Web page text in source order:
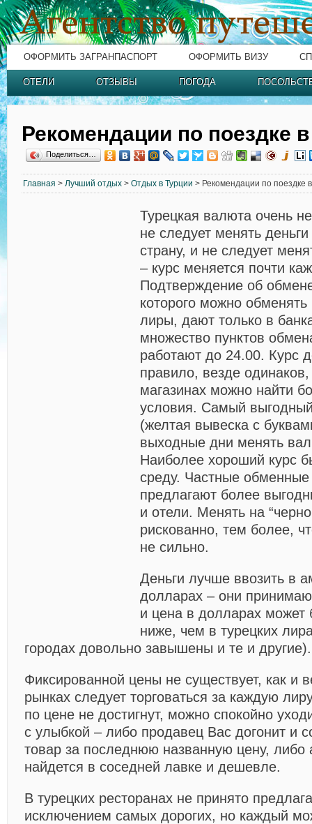
ОФОРМИТЬ ЗАГРАНПАСПОРТ ОФОРМИТЬ ВИЗУ
ОТЕЛИ ОТЗЫВЫ ПОГОДА
Рекомендации по поездке
Поделиться…
Главная > Лучший отдых > Отдых в Турции > Рекомендации по поездке
Турецкая валюта очень
не следует менять
страну, и не следует
– курс меняется почти
Подтверждение об
которого можно
лиры, дают только в
множество пунктов
работают до 24.00. Курс
правило, везде
магазинах можно найти
условия. Самый
(желтая вывеска с
выходные дни менять
Наиболее хороший курс
среду. Частные обменные
предлагают более
и отели. Менять на
рискованно, тем более,
не сильно.
Деньги лучше ввозить в
долларах – они
и цена в долларах может
ниже, чем в турецких
городах довольно завышены и те и другие).
Фиксированной цены не существует, как и
рынках следует торговаться за каждую
по цене не достигнут, можно спокойно
с улыбкой – либо продавец Вас догонит и
товар за последнюю названную цену, либо
найдется в соседней лавке и дешевле.
В турецких ресторанах не принято
исключением самых дорогих, но каждый